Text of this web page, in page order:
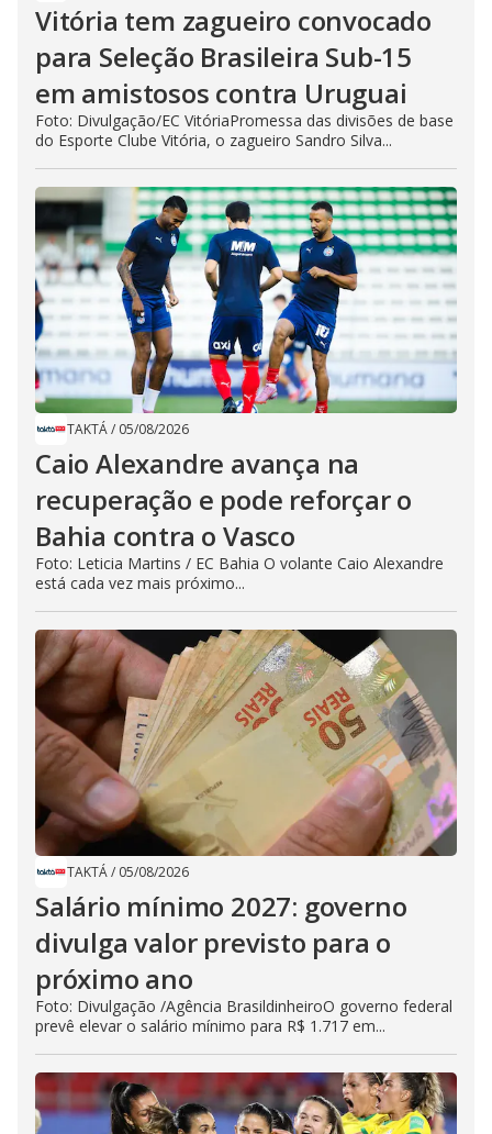
Vitória tem zagueiro convocado
para Seleção Brasileira Sub-15
em amistosos contra Uruguai
Foto: Divulgação/EC VitóriaPromessa das divisões de base
do Esporte Clube Vitória, o zagueiro Sandro Silva...
TAKTÁ/ 05/08/2026
Caio Alexandre avança na
recuperação e pode reforçar o
Bahia contra o Vasco
Foto: Leticia Martins / EC Bahia O volante Caio Alexandre
está cada vez mais próximo...
TAKTÁ/ 05/08/2026
Salário mínimo 2027: governo
divulga valor previsto para o
próximo ano
Foto: Divulgação /Agência BrasildinheiroO governo federal
prevê elevar o salário mínimo para R$ 1.717 em...